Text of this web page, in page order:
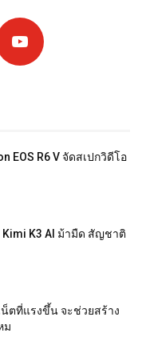
EOS R6 V จัดสเปกวิดีโอ
K3 AI ม้ามืด สัญชาติ
น็ตที่แรงขึ้น จะช่วยสร้าง
ม